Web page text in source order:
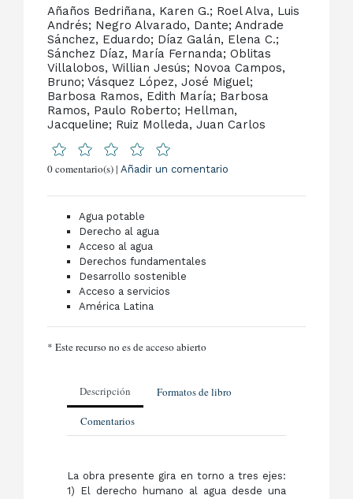
Añaños Bedriñana, Karen G.; Roel Alva, Luis
Andrés; Negro Alvarado, Dante; Andrade
Sánchez, Eduardo; Díaz Galán, Elena C.;
Sánchez Díaz, María Fernanda; Oblitas
Villalobos, Willian Jesús; Novoa Campos,
Bruno; Vásquez López, José Miguel;
Barbosa Ramos, Edith María; Barbosa
Ramos, Paulo Roberto; Hellman,
Jacqueline; Ruiz Molleda, Juan Carlos
0 comentario(s) |Añadir un comentario
Agua potable
Derecho al agua
Acceso al agua
Derechos fundamentales
Desarrollo sostenible
Acceso a servicios
América Latina
* Este recurso no es de acceso abierto
Descripción Formatos de libro
Comentarios
La obra presente gira en torno a tres ejes:
1) El derecho humano al agua desde una